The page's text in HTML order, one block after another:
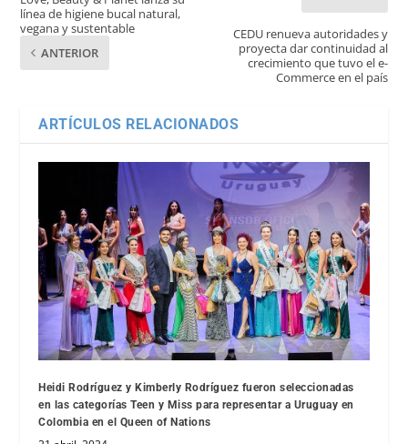
línea de higiene bucal natural,
vegana y sustentable
ANTERIOR
CEDU renueva autoridades y
proyecta dar continuidad al
crecimiento que tuvo el e-
Commerce en el país
ARTÍCULOS RELACIONADOS
Heidi Rodríguez y Kimberly Rodríguez fueron seleccionadas
en las categorías Teen y Miss para representar a Uruguay en
Colombia en el Queen of Nations